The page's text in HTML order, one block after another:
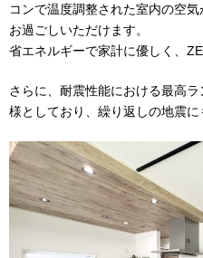
コンで温度調整された室内の空
お過ごしいただけます。
省エネルギーで家計に優しく、
さらに、耐震性能における最高
様としており、繰り返しの地震に